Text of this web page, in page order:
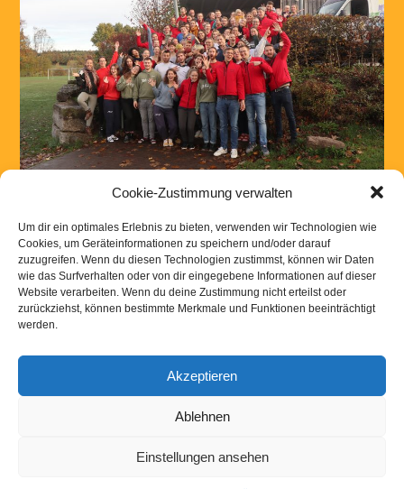
Cookie-Zustimmung verwalten
Um dir ein optimales Erlebnis zu bieten, verwenden wir Technologien wie
Cookies, um Geräteinformationen zu speichern und/oder darauf
zuzugreifen. Wenn du diesen Technologien zustimmst, können wir Daten
wie das Surfverhalten oder von dir eingegebene Informationen auf dieser
Website verarbeiten. Wenn du deine Zustimmung nicht erteilst oder
zurückziehst, können bestimmte Merkmale und Funktionen beeinträchtigt
werden.
Akzeptieren
Ablehnen
Einstellungen ansehen
Kommentar absenden
Du musstangemeldetsein, um einen Kommentar abzugeben.
Kontakt|Links|Downloads|ImpressumDatenschutzerklaerung
Powered byWordPress